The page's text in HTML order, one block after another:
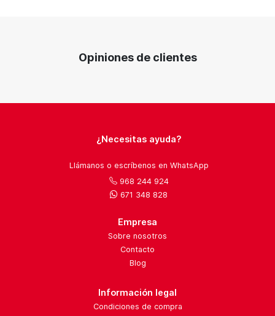
Opiniones de clientes
¿Necesitas ayuda?
Llámanos o escríbenos en WhatsApp
968 244 924
671 348 828
Empresa
Sobre nosotros
Contacto
Blog
Información legal
Condiciones de compra